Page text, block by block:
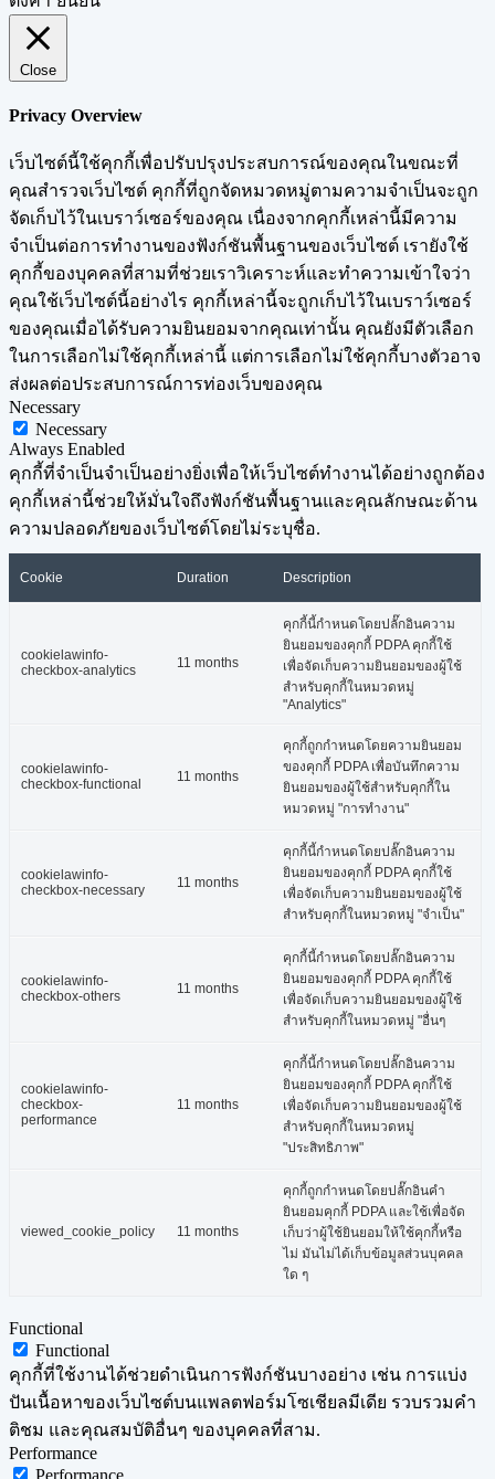
Close
Privacy Overview
เว็บไซต์นี้ใช้คุกกี้เพื่อปรับปรุงประสบการณ์ของคุณในขณะที่
คุณสำรวจเว็บไซต์ คุกกี้ที่ถูกจัดหมวดหมู่ตามความจำเป็นจะถูก
จัดเก็บไว้ในเบราว์เซอร์ของคุณ เนื่องจากคุกกี้เหล่านี้มีความ
จำเป็นต่อการทำงานของฟังก์ชันพื้นฐานของเว็บไซต์ เรายังใช้
คุกกี้ของบุคคลที่สามที่ช่วยเราวิเคราะห์และทำความเข้าใจว่า
คุณใช้เว็บไซต์นี้อย่างไร คุกกี้เหล่านี้จะถูกเก็บไว้ในเบราว์เซอร์
ของคุณเมื่อได้รับความยินยอมจากคุณเท่านั้น คุณยังมีตัวเลือก
ในการเลือกไม่ใช้คุกกี้เหล่านี้ แต่การเลือกไม่ใช้คุกกี้บางตัวอาจ
ส่งผลต่อประสบการณ์การท่องเว็บของคุณ
Necessary
Necessary
Always Enabled
คุกกี้ที่จำเป็นจำเป็นอย่างยิ่งเพื่อให้เว็บไซต์ทำงานได้อย่างถูกต้อง
คุกกี้เหล่านี้ช่วยให้มั่นใจถึงฟังก์ชันพื้นฐานและคุณลักษณะด้าน
ความปลอดภัยของเว็บไซต์โดยไม่ระบุชื่อ.
Cookie Duration Description
cookielawinfo-
checkbox-analytics
11 months
คุกกี้นี้กำหนดโดยปลั๊กอินความ
ยินยอมของคุกกี้ PDPA คุกกี้ใช้
เพื่อจัดเก็บความยินยอมของผู้ใช้
สำหรับคุกกี้ในหมวดหมู่
"Analytics"
cookielawinfo-
checkbox-functional
11 months
คุกกี้ถูกกำหนดโดยความยินยอม
ของคุกกี้ PDPA เพื่อบันทึกความ
ยินยอมของผู้ใช้สำหรับคุกกี้ใน
หมวดหมู่ "การทำงาน"
cookielawinfo-
checkbox-necessary
11 months
คุกกี้นี้กำหนดโดยปลั๊กอินความ
ยินยอมของคุกกี้ PDPA คุกกี้ใช้
เพื่อจัดเก็บความยินยอมของผู้ใช้
สำหรับคุกกี้ในหมวดหมู่ "จำเป็น"
cookielawinfo-
checkbox-others
11 months
คุกกี้นี้กำหนดโดยปลั๊กอินความ
ยินยอมของคุกกี้ PDPA คุกกี้ใช้
เพื่อจัดเก็บความยินยอมของผู้ใช้
สำหรับคุกกี้ในหมวดหมู่ "อื่นๆ
cookielawinfo-
checkbox-
performance
11 months
คุกกี้นี้กำหนดโดยปลั๊กอินความ
ยินยอมของคุกกี้ PDPA คุกกี้ใช้
เพื่อจัดเก็บความยินยอมของผู้ใช้
สำหรับคุกกี้ในหมวดหมู่
"ประสิทธิภาพ"
viewed_cookie_policy 11 months
คุกกี้ถูกกำหนดโดยปลั๊กอินคำ
ยินยอมคุกกี้ PDPA และใช้เพื่อจัด
เก็บว่าผู้ใช้ยินยอมให้ใช้คุกกี้หรือ
ไม่ มันไม่ได้เก็บข้อมูลส่วนบุคคล
ใด ๆ
Functional
Functional
คุกกี้ที่ใช้งานได้ช่วยดำเนินการฟังก์ชันบางอย่าง เช่น การแบ่ง
ปันเนื้อหาของเว็บไซต์บนแพลตฟอร์มโซเชียลมีเดีย รวบรวมคำ
ติชม และคุณสมบัติอื่นๆ ของบุคคลที่สาม.
Performance
Performance